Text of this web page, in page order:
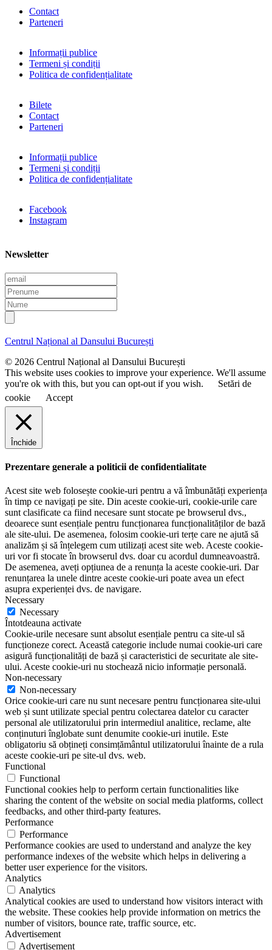
Contact
Parteneri
Informații publice
Termeni și condiții
Politica de confidențialitate
Bilete
Contact
Parteneri
Informații publice
Termeni și condiții
Politica de confidențialitate
Facebook
Instagram
Newsletter
E
m
a
i
l
P
r
e
n
m
N
u
m
e
Centrul Național al Dansului București
© 2026 Centrul Național al Dansului București
This website uses cookies to improve your experience. We'll assume
you're ok with this, but you can opt-out if you wish.
Setări de
cookie
Accept
Închide
Prezentare generale a politicii de confidentialitate
Acest site web folosește cookie-uri pentru a vă îmbunătăți experiența
în timp ce navigați pe site. Din aceste cookie-uri, cookie-urile care
sunt clasificate ca fiind necesare sunt stocate pe browserul dvs.,
deoarece sunt esențiale pentru funcționarea funcționalităților de bază
ale site-ului. De asemenea, folosim cookie-uri terțe care ne ajută să
analizăm și să înțelegem cum utilizați acest site web. Aceste cookie-
uri vor fi stocate în browserul dvs. doar cu acordul dumneavoastră.
De asemenea, aveți opțiunea de a renunța la aceste cookie-uri. Dar
renunțarea la unele dintre aceste cookie-uri poate avea un efect
asupra experienței dvs. de navigare.
Necessary
Necessary
Întotdeauna activate
Cookie-urile necesare sunt absolut esențiale pentru ca site-ul să
funcționeze corect. Această categorie include numai cookie-uri care
asigură funcționalități de bază și caracteristici de securitate ale site-
ului. Aceste cookie-uri nu stochează nicio informație personală.
Non-necessary
Non-necessary
Orice cookie-uri care nu sunt necesare pentru funcționarea site-ului
web și sunt utilizate special pentru colectarea datelor cu caracter
personal ale utilizatorului prin intermediul analitice, reclame, alte
conținuturi înglobate sunt denumite cookie-uri inutile. Este
obligatoriu să obțineți consimțământul utilizatorului înainte de a rula
aceste cookie-uri pe site-ul dvs. web.
Functional
Functional
Functional cookies help to perform certain functionalities like
sharing the content of the website on social media platforms, collect
feedbacks, and other third-party features.
Performance
Performance
Performance cookies are used to understand and analyze the key
performance indexes of the website which helps in delivering a
better user experience for the visitors.
Analytics
Analytics
Analytical cookies are used to understand how visitors interact with
the website. These cookies help provide information on metrics the
number of visitors, bounce rate, traffic source, etc.
Advertisement
Advertisement